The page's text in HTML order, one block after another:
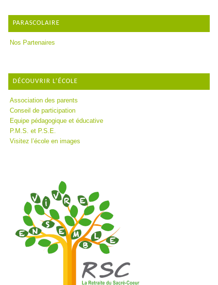
PARASCOLAIRE
Nos Partenaires
DÉCOUVRIR L’ÉCOLE
Association des parents
Conseil de participation
Equipe pédagogique et éducative
P.M.S. et P.S.E.
Visitez l’école en images